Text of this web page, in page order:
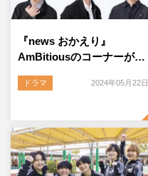
『news おかえり』
AmBitiousのコーナーが…
ドラマ 2024年05月22日